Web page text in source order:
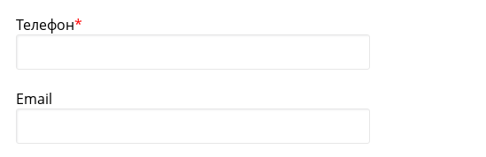
Телефон*
Email